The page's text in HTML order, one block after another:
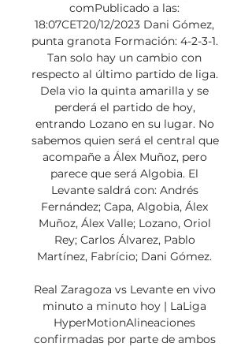
comPublicado a las:
18:07CET20/12/2023 Dani Gómez,
punta granota Formación: 4-2-3-1.
Tan solo hay un cambio con
respecto al último partido de liga.
Dela vio la quinta amarilla y se
perderá el partido de hoy,
entrando Lozano en su lugar. No
sabemos quien será el central que
acompañe a Álex Muñoz, pero
parece que será Algobia. El
Levante saldrá con: Andrés
Fernández; Capa, Algobia, Álex
Muñoz, Álex Valle; Lozano, Oriol
Rey; Carlos Álvarez, Pablo
Martínez, Fabrício; Dani Gómez.
Real Zaragoza vs Levante en vivo
minuto a minuto hoy | LaLiga
HyperMotionAlineaciones
confirmadas por parte de ambos